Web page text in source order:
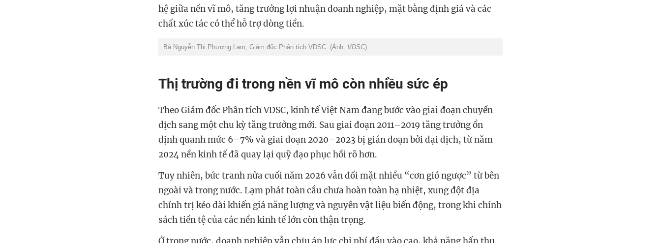
hệ giữa nền vĩ mô, tăng trưởng lợi nhuận doanh nghiệp, mặt bằng định giá và các
chất xúc tác có thể hỗ trợ dòng tiền.
Bà Nguyễn Thị Phương Lam, Giám đốc Phân tích VDSC. (Ảnh: VDSC).
Thị trường đi trong nền vĩ mô còn nhiều sức ép
Theo Giám đốc Phân tích VDSC, kinh tế Việt Nam đang bước vào giai đoạn chuyển
dịch sang một chu kỳ tăng trưởng mới. Sau giai đoạn 2011–2019 tăng trưởng ổn
định quanh mức 6–7% và giai đoạn 2020–2023 bị gián đoạn bởi đại dịch, từ năm
2024 nền kinh tế đã quay lại quỹ đạo phục hồi rõ hơn.
Tuy nhiên, bức tranh nửa cuối năm 2026 vẫn đối mặt nhiều “cơn gió ngược” từ bên
ngoài và trong nước. Lạm phát toàn cầu chưa hoàn toàn hạ nhiệt, xung đột địa
chính trị kéo dài khiến giá năng lượng và nguyên vật liệu biến động, trong khi chính
sách tiền tệ của các nền kinh tế lớn còn thận trọng.